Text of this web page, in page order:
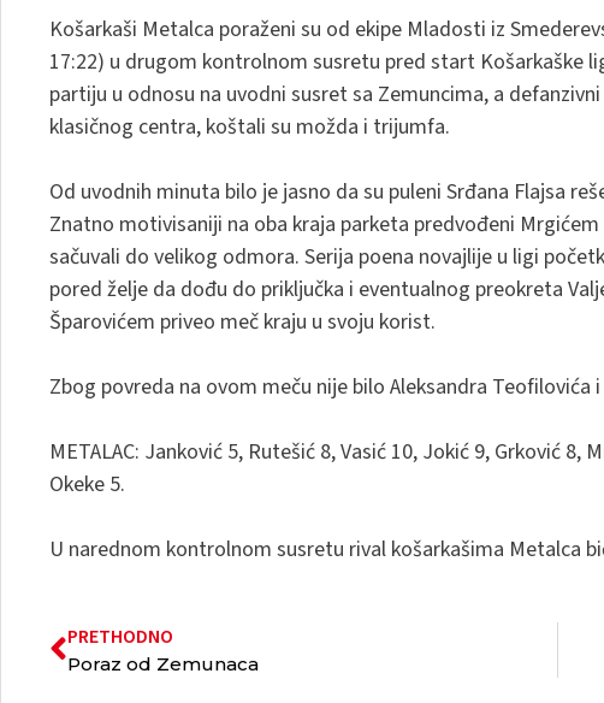
Košarkaši Metalca poraženi su od ekipe Mladosti iz
17:22) u drugom kontrolnom susretu pred start Košarkaške
partiju u odnosu na uvodni susret sa Zemuncima, a
klasičnog centra, koštali su možda i trijumfa.
Od uvodnih minuta bilo je jasno da su puleni Srđana Flajsa
Znatno motivisaniji na oba kraja parketa predvođeni
sačuvali do velikog odmora. Serija poena novajlije u ligi
pored želje da dođu do priključka i eventualnog preokreta
Šparovićem priveo meč kraju u svoju korist.
Zbog povreda na ovom meču nije bilo Aleksandra Teofilovića i
METALAC: Janković 5, Rutešić 8, Vasić 10, Jokić 9, Grković 8,
Okeke 5.
U narednom kontrolnom susretu rival košarkašima Metalca
PRETHODNO
Poraz od Zemunaca